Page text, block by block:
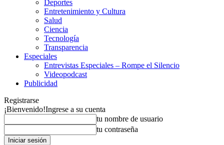
Deportes
Entretenimiento y Cultura
Salud
Ciencia
Tecnología
Transparencia
Especiales
Entrevistas Especiales – Rompe el Silencio
Videopodcast
Publicidad
Registrarse
¡Bienvenido!Ingrese a su cuenta
tu nombre de usuario
tu contraseña